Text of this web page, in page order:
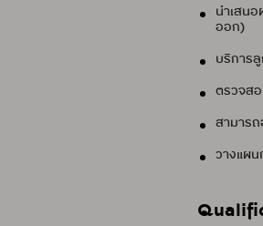
นำเสน
ออก)
บริการ
ตรวจสอ
สามาร
วางแผน